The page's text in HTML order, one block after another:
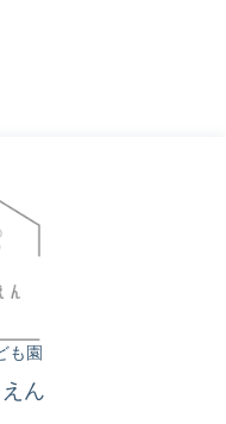
も園
ん